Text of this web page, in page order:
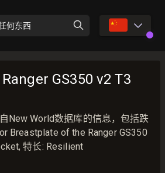
何东西 🇨🇳
GS350 v2 T3
New World数据库的信息，包括跌
Breastplate of the Ranger GS350
特长: Resilient